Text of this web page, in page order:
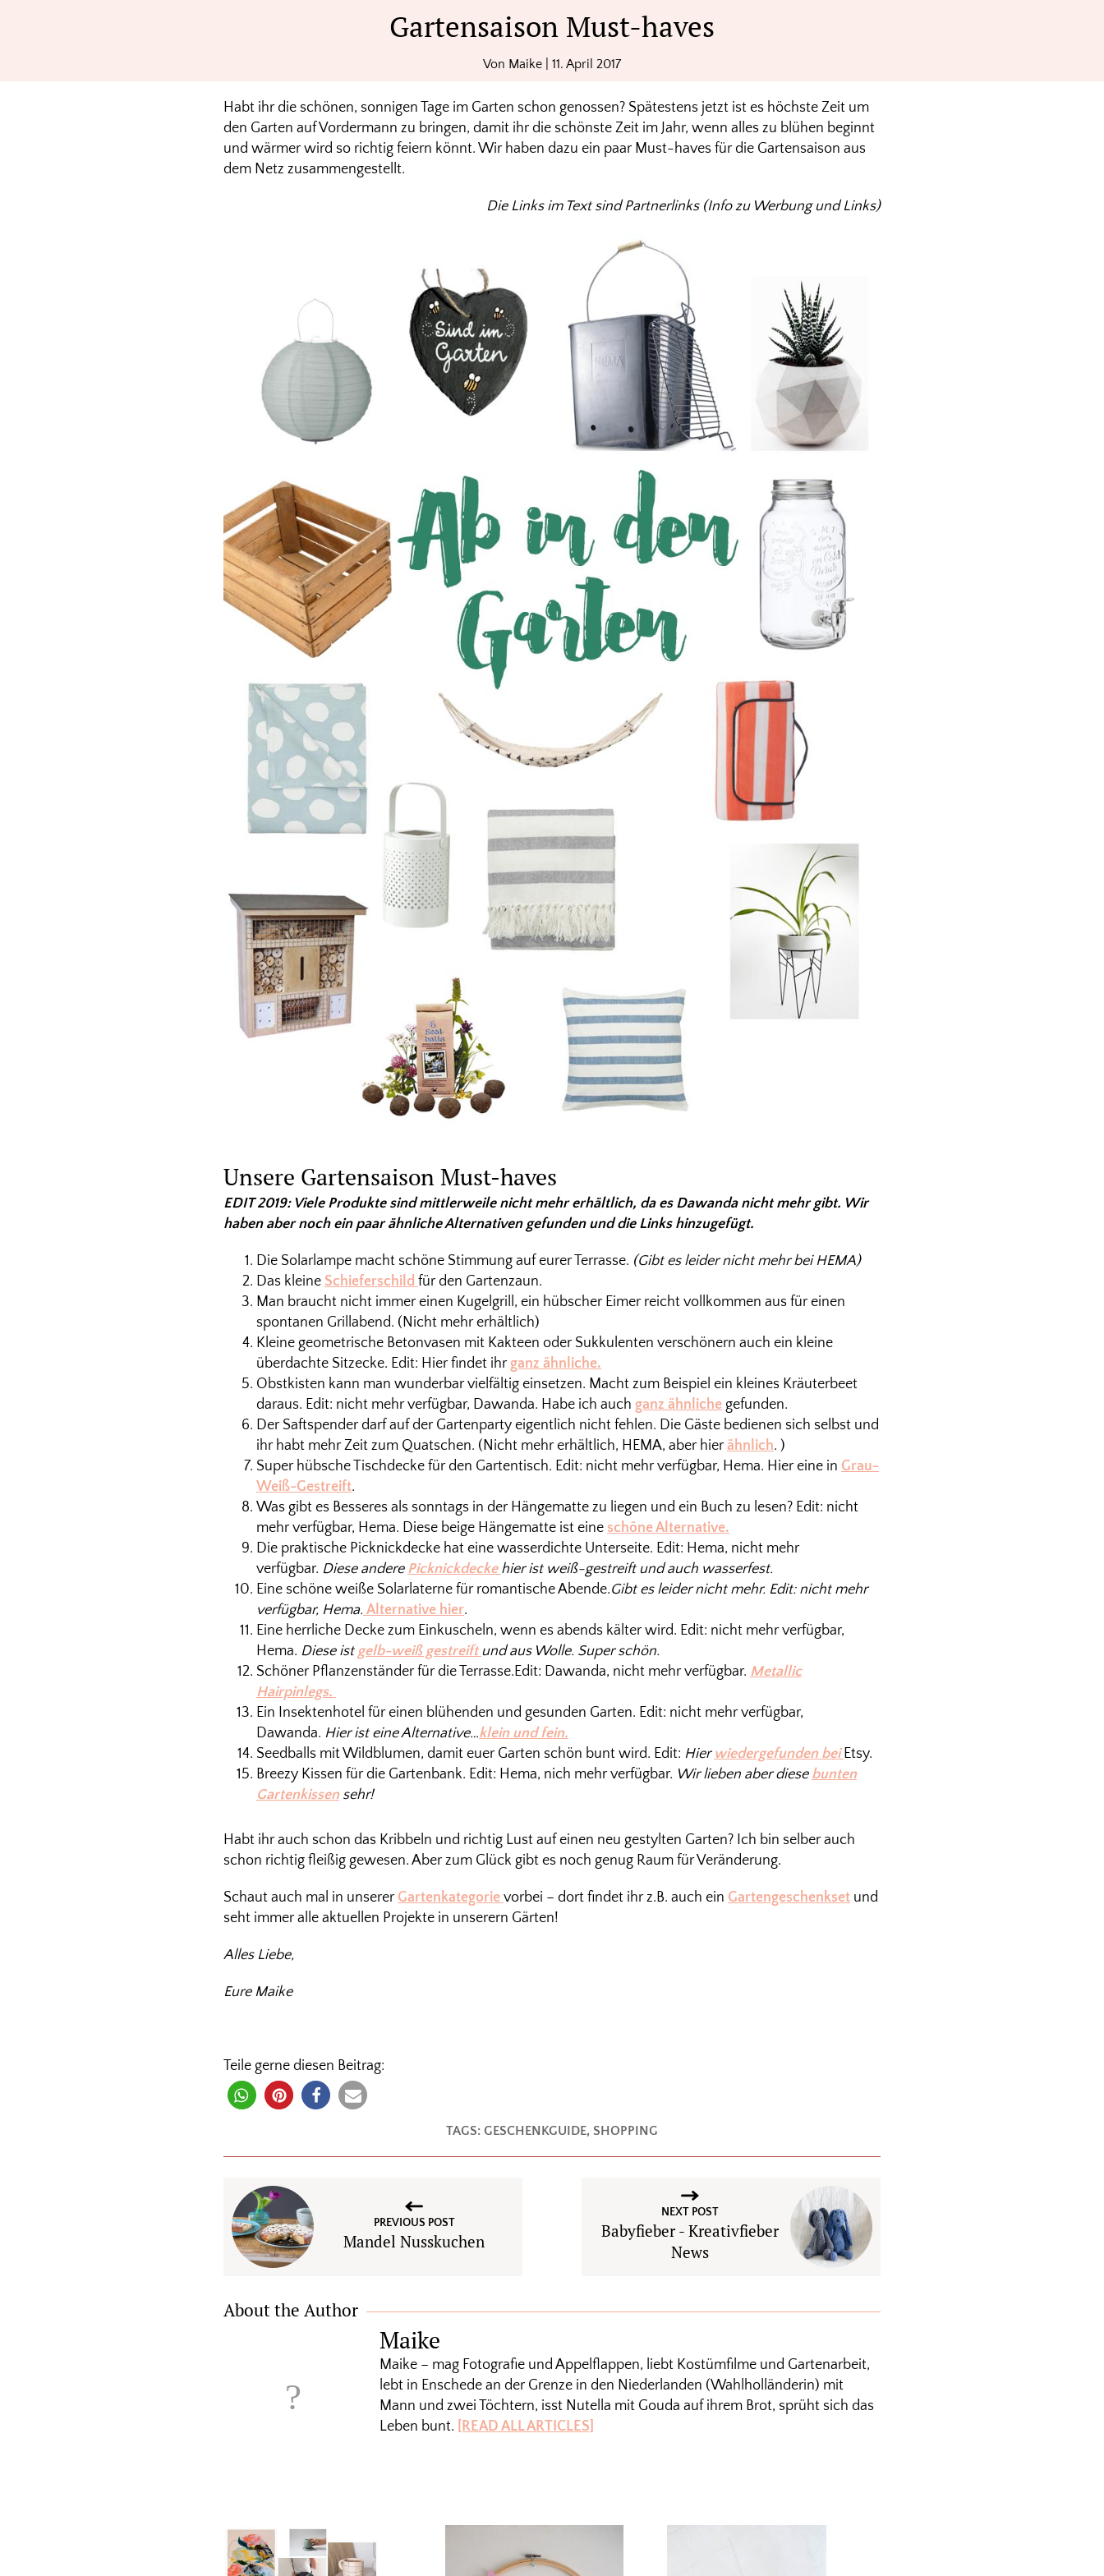
Gartensaison Must-haves
Von Maike 11. April 2017
Habt ihr die schönen, sonnigen Tage im Garten schon genossen? Spätestens jetzt ist es höchste Zeit um
den Garten auf Vordermann zu bringen, damit ihr die schönste Zeit im Jahr, wenn alles zu blühen beginnt
und wärmer wird so richtig feiern könnt. Wir haben dazu ein paar Must-haves für die Gartensaison aus
dem Netz zusammengestellt.
Die Links im Text sind Partnerlinks (Info zu Werbung und Links)
Unsere Gartensaison Must-haves
EDIT 2019: Viele Produkte sind mittlerweile nicht mehr erhältlich, da es Dawanda nicht mehr gibt. Wir
haben aber noch ein paar ähnliche Alternativen gefunden und die Links hinzugefügt.
Die Solarlampe macht schöne Stimmung auf eurer Terrasse. (Gibt es leider nicht mehr bei HEMA)
Das kleine Schieferschild für den Gartenzaun.
Man braucht nicht immer einen Kugelgrill, ein hübscher Eimer reicht vollkommen aus für einen
spontanen Grillabend. (Nicht mehr erhältlich)
Kleine geometrische Betonvasen mit Kakteen oder Sukkulenten verschönern auch ein kleine
überdachte Sitzecke. Edit: Hier findet ihr ganz ähnliche.
Obstkisten kann man wunderbar vielfältig einsetzen. Macht zum Beispiel ein kleines Kräuterbeet
daraus. Edit: nicht mehr verfügbar, Dawanda. Habe ich auch ganz ähnliche gefunden.
Der Saftspender darf auf der Gartenparty eigentlich nicht fehlen. Die Gäste bedienen sich selbst und
ihr habt mehr Zeit zum Quatschen. (Nicht mehr erhältlich, HEMA, aber hierähnlich. )
Super hübsche Tischdecke für den Gartentisch. Edit: nicht mehr verfügbar, Hema. Hier eine in Grau-
Weiß-Gestreift.
Was gibt es Besseres als sonntags in der Hängematte zu liegen und ein Buch zu lesen? Edit: nicht
mehr verfügbar, Hema. Diese beige Hängematte ist eine schöne Alternative.
Die praktische Picknickdecke hat eine wasserdichte Unterseite. Edit: Hema, nicht mehr
verfügbar. Diese andere Picknickdecke hier ist weiß-gestreift und auch wasserfest.
Eine schöne weiße Solarlaterne für romantische Abende.Gibt es leider nicht mehr. Edit: nicht mehr
verfügbar, Hema. Alternative hier.
Eine herrliche Decke zum Einkuscheln, wenn es abends kälter wird. Edit: nicht mehr verfügbar,
Hema. Diese ist gelb-weiß gestreift und aus Wolle. Super schön.
Schöner Pflanzenständer für die Terrasse.Edit: Dawanda, nicht mehr verfügbar. Metallic
Hairpinlegs.
Ein Insektenhotel für einen blühenden und gesunden Garten. Edit: nicht mehr verfügbar,
Dawanda. Hier ist eine Alternative…klein und fein.
Seedballs mit Wildblumen, damit euer Garten schön bunt wird. Edit: Hier wiedergefunden beiEtsy.
Breezy Kissen für die Gartenbank. Edit: Hema, nich mehr verfügbar. Wir lieben aber diese bunten
Gartenkissensehr!
Habt ihr auch schon das Kribbeln und richtig Lust auf einen neu gestylten Garten? Ich bin selber auch
schon richtig fleißig gewesen. Aber zum Glück gibt es noch genug Raum für Veränderung.
Schaut auch mal in unserer Gartenkategorie vorbei – dort findet ihr z.B. auch ein Gartengeschenkset und
seht immer alle aktuellen Projekte in unserern Gärten!
Alles Liebe,
Eure Maike
Teile gerne diesen Beitrag:
TAGS: GESCHENKGUIDE, SHOPPING
PREVIOUS POST
Mandel Nusskuchen
NEXT POST
Babyfieber - Kreativfieber
News
About the Author
Maike
Maike – mag Fotografie und Appelflappen, liebt Kostümfilme und Gartenarbeit,
lebt in Enschede an der Grenze in den Niederlanden (Wahlholländerin) mit
Mann und zwei Töchtern, isst Nutella mit Gouda auf ihrem Brot, sprüht sich das
Leben bunt. [READ ALL ARTICLES]